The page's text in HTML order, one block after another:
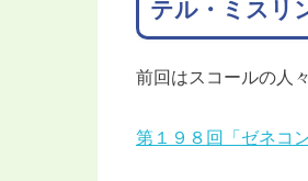
テル・ミスリ
前回はスコールの人
第１９８回「ゼネコ